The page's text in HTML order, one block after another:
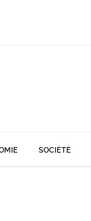
SOCIÉTÉ